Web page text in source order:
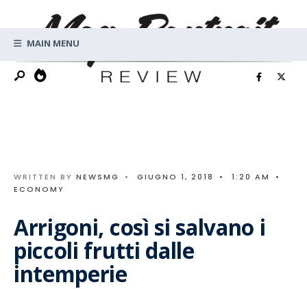
contentMAIN MENU
WRITTEN BY NEWSMG • GIUGNO 1, 2018 • 1:20 AM
•
ECONOMY
Arrigoni, così si salvano i
piccoli frutti dalle
intemperie